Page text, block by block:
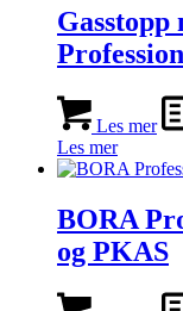
Gasstopp
Les mer
Les mer
BORA
og PKAS